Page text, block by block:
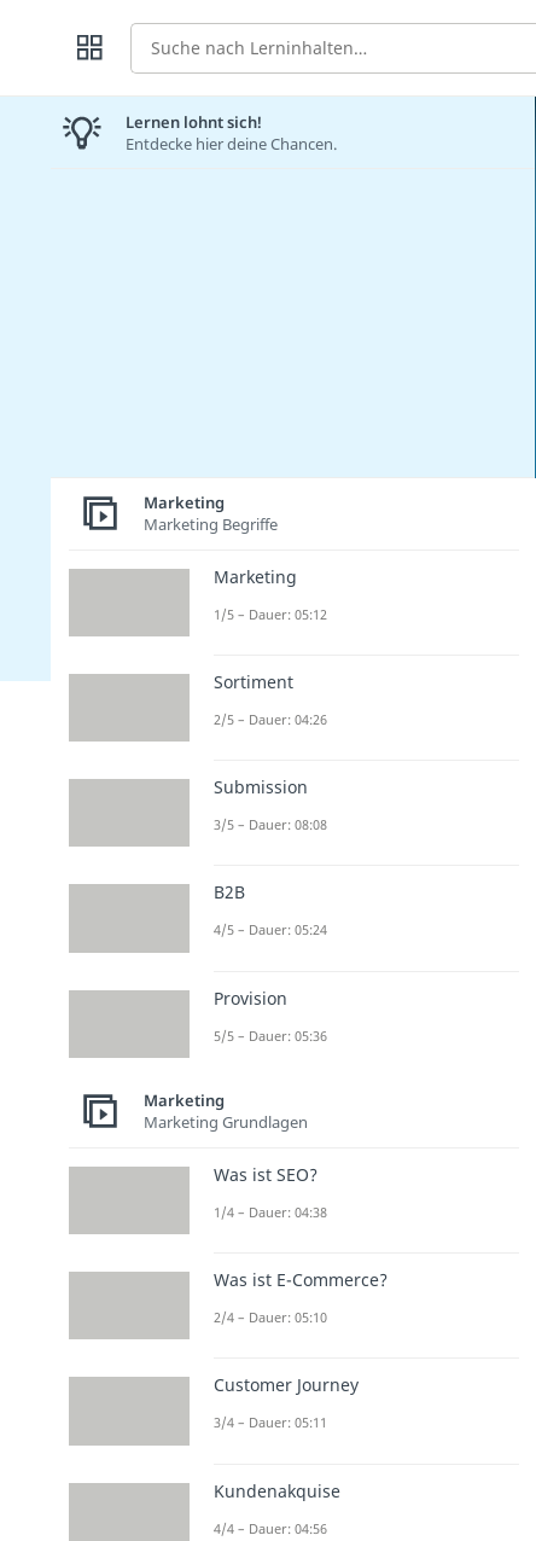
Suche
Lernen lohnt sich!
Entdecke hier deine Chancen.
Marketing
Marketing Begriffe
Marketing
1/5 – Dauer: 05:12
Sortiment
2/5 – Dauer: 04:26
Submission
3/5 – Dauer: 08:08
B2B
4/5 – Dauer: 05:24
Provision
5/5 – Dauer: 05:36
Marketing
Marketing Grundlagen
Was ist SEO?
1/4 – Dauer: 04:38
Was ist E-Commerce?
2/4 – Dauer: 05:10
Customer Journey
3/4 – Dauer: 05:11
Kundenakquise
4/4 – Dauer: 04:56